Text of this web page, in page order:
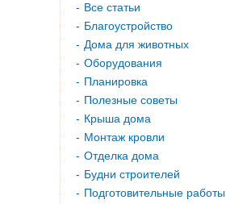
Все статьи
Благоустройство
Дома для животных
Оборудования
Планировка
Полезные советы
Крыша дома
Монтаж кровли
Отделка дома
Будни строителей
Подготовительные работы